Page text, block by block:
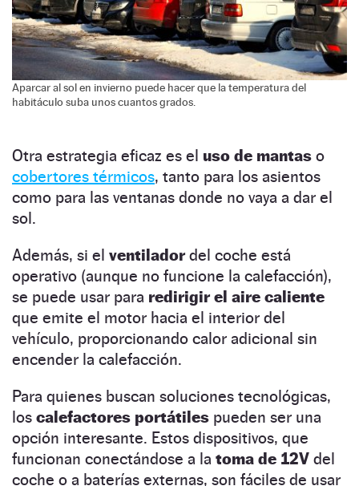
Aparcar al sol en invierno puede hacer que la temperatura del
habitáculo suba unos cuantos grados.
Otra estrategia eficaz es el uso de mantas o
cobertores térmicos, tanto para los asientos
como para las ventanas donde no vaya a dar el
sol.
Además, si el ventiladordel coche está
operativo (aunque no funcione la calefacción),
se puede usar para redirigir el aire caliente
que emite el motor hacia el interior del
vehículo, proporcionando calor adicional sin
encender la calefacción.
Para quienes buscan soluciones tecnológicas,
los calefactores portátiles pueden ser una
opción interesante. Estos dispositivos, que
funcionan conectándose a la toma de 12V del
coche o a baterías externas, son fáciles de usar